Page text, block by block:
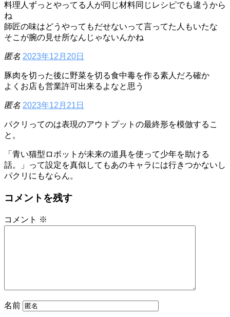
料理人ずっとやってる人が同じ材料同じレシピでも違うから
ね
師匠の味はどうやってもだせないって言ってた人もいたな
そこが腕の見せ所なんじゃないんかね
匿名 2023年12月20日
豚肉を切った後に野菜を切る食中毒を作る素人だろ確か
よくお店も営業許可出来るよなと思う
匿名 2023年12月21日
パクリってのは表現のアウトプットの最終形を模倣するこ
と。
「青い猫型ロボットが未来の道具を使って少年を助ける
話。」って設定を真似してもあのキャラには行きつかないし
パクリにもならん。
コメントを残す
コメント ※
名前